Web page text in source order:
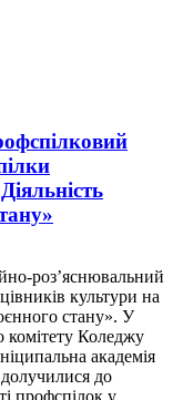
роз’яснювальний
культури на
стану». У
комітету Коледжу
академія
до